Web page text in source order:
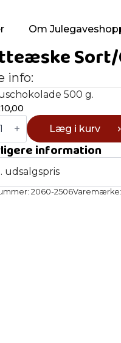
Om
info:
500 g.
Læg i kurv
information
udsalgspris
2060-2506